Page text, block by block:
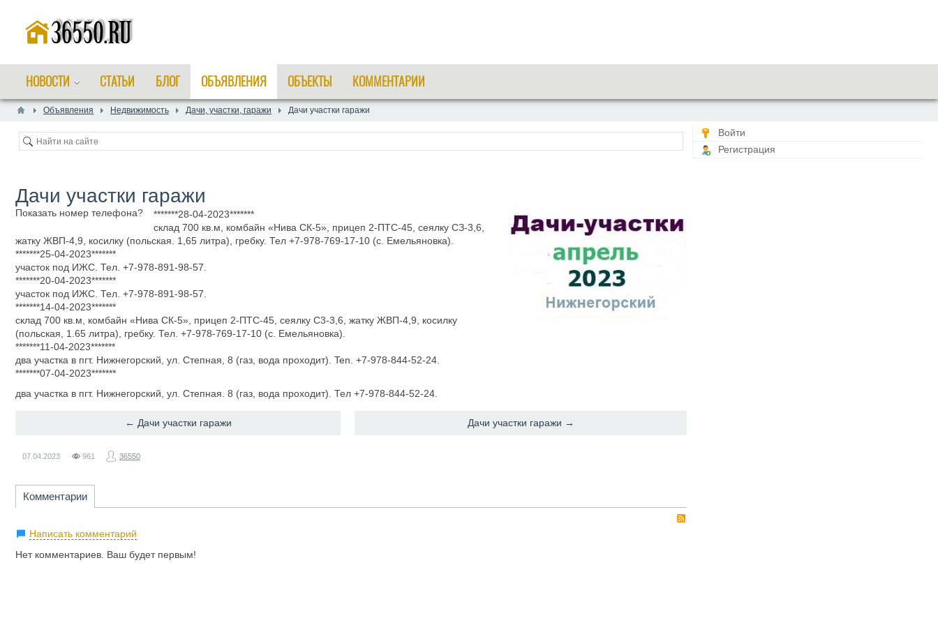
НОВОСТИ СТАТЬИ БЛОГ ОБЪЯВЛЕНИЯ ОБЪЕКТЫ КОММЕНТАРИИ
Объявления Недвижимость Дачи, участки, гаражи Дачи участки гаражи
Дачи участки гаражи
Показать номер телефона?
*******28-04-2023*******
склад 700 кв.м, комбайн «Нива СК-5», прицеп 2-ПТС-45, сеялку СЗ-3,6,
жатку ЖВП-4,9, косилку (польская. 1,65 литра), гребку. Тел +7-978-769-17-10 (с. Емельяновка).
*******25-04-2023*******
участок под ИЖС. Тел. +7-978-891-98-57.
*******20-04-2023*******
участок под ИЖС. Тел. +7-978-891-98-57.
*******14-04-2023*******
склад 700 кв.м, комбайн «Нива СК-5», прицеп 2-ПТС-45, сеялку С3-3,6, жатку ЖВП-4,9, косилку
(польская, 1.65 литра), гребку. Тел. +7-978-769-17-10 (с. Емельяновка).
*******11-04-2023*******
два участка в пгт. Нижнегорский, ул. Степная, 8 (газ, вода проходит). Ten. +7-978-844-52-24.
*******07-04-2023*******
два участка в пгт. Нижнегорский, ул. Степная. 8 (газ, вода проходит). Тел +7-978-844-52-24.
← Дачи участки гаражи Дачи участки гаражи →
07.04.2023 961 36550
Комментарии
Написать комментарий
Нет комментариев. Ваш будет первым!
Войти
Регистрация